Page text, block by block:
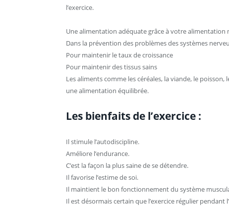
l’exercice.
Une alimentation adéquate grâce à votre alimentation
Dans la prévention des problèmes des systèmes
Pour maintenir le taux de croissance
Pour maintenir des tissus sains
Les aliments comme les céréales, la viande, le
une alimentation équilibrée.
Les bienfaits de l’exercice :
Il stimule l’autodiscipline.
Améliore l’endurance.
C’est la façon la plus saine de se détendre.
Il favorise l’estime de soi.
Il maintient le bon fonctionnement du système
Il est désormais certain que l’exercice régulier